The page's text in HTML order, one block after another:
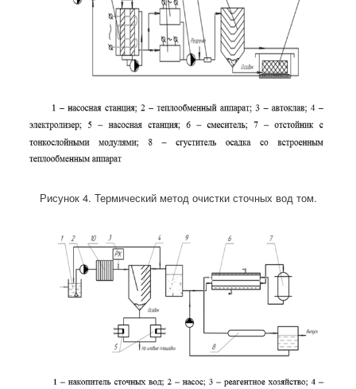
Рисунок 4. Термический метод очистки сточных вод том.